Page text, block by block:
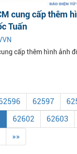
cung cấp thêm
Tuấn
cấp thêm hình ảnh
62597
62602 62603
»»